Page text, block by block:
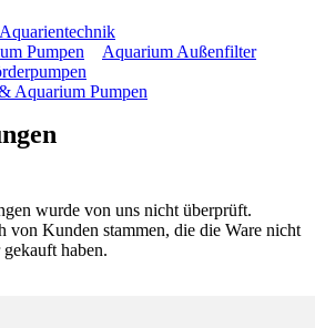
Aquarientechnik
Pumpen
Aquarium Außenfilter
Aquarium Pumpen
wurde von uns nicht überprüft.
von Kunden stammen, die die Ware nicht
haben.